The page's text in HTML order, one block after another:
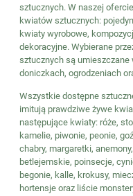
sztucznych. W naszej
kwiatów sztucznych:
kwiaty wyrobowe,
dekoracyjne. Wybierane
sztucznych są
doniczkach, ogrodzeniach
Wszystkie dostępne
imitują prawdziwe żywe
następujące kwiaty: róże,
kamelie, piwonie, peonie,
chabry, margaretki,
betlejemskie, poinsecje,
begonie, kalle, krokusy,
hortensje oraz liście